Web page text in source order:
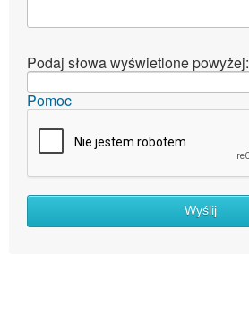
Podaj słowa wyświetlone powyżej:
Pomoc
Wyślij